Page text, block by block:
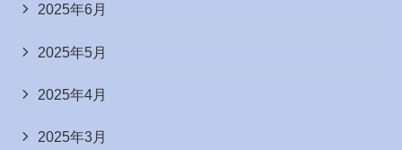
2025年6月
2025年5月
2025年4月
2025年3月